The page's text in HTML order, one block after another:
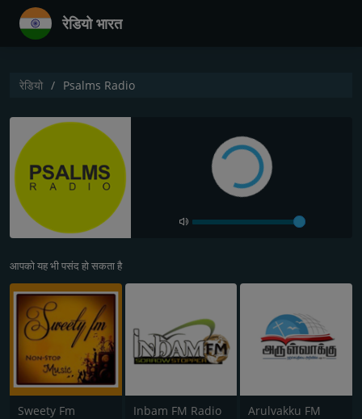
रेडियो भारत
रेडियो Psalms Radio
आपको यह भी पसंद हो सकता है
Sweety Fm Inbam FM Radio Arulvakku FM